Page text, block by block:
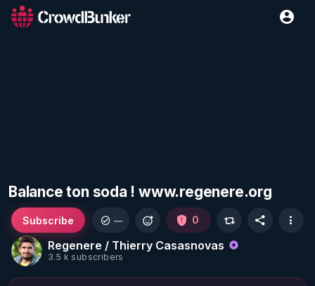
Balance ton soda ! www.regenere.org
Regenere / Thierry Casasnovas
3.5 k subscribers
Subscribe — 0